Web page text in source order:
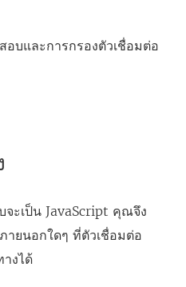
บและการกรองตัวเชื่อมต่อ
จะเป็น JavaScript คุณจึง
ายนอกใดๆ ที่ตัวเชื่อมต่อ
งได้